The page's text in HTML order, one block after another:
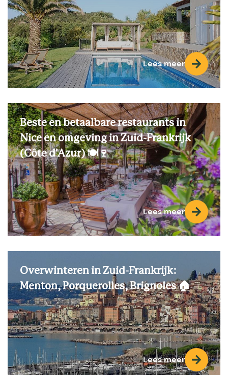
Lees meer
Beste en betaalbare restaurants in
Nice en omgeving in Zuid-Frankrijk
(Côte d'Azur) 🍽️🍷
Lees meer
Overwinteren in Zuid-Frankrijk:
Menton, Porquerolles, Brignoles 🏠
Lees meer